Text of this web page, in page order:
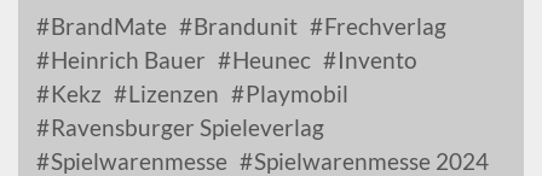
BrandMate Brandunit
Frechverlag
Heinrich Bauer
Heunec
Invento
Kekz
Lizenzen
Playmobil
Ravensburger Spieleverlag
Spielwarenmesse
Spielwarenmesse 2024